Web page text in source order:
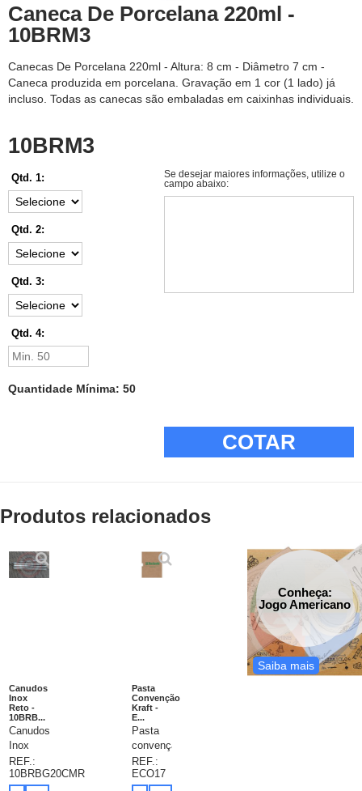
Caneca De Porcelana 220ml -
10BRM3
Canecas De Porcelana 220ml - Altura: 8 cm - Diâmetro 7 cm -
Caneca produzida em porcelana. Gravação em 1 cor (1 lado) já
incluso. Todas as canecas são embaladas em caixinhas individuais.
10BRM3
Qtd. 1:
Qtd. 2:
Qtd. 3:
Qtd. 4:
Quantidade Mínima: 50
Se desejar maiores informações, utilize o
campo abaixo:
COTAR
Produtos relacionados
Canudos
Inox
Reto -
10BRB...
Canudos
Inox
Reto,
Leve
REF.:
10BRBG20CMR
Pasta
Convenção
Kraft -
E...
Pasta
convenção
em
papel
REF.:
ECO17
Conheça:
Jogo Americano
Saiba mais